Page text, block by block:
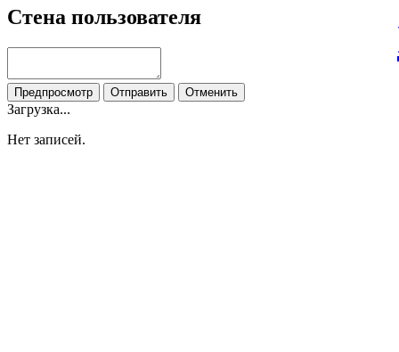
Стена пользователя
Загрузка...
Нет записей.